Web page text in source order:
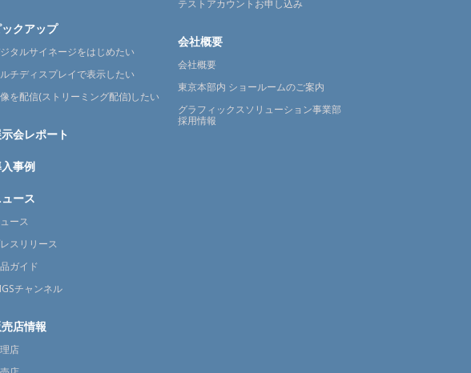
ックアップ
タルサイネージをはじめたい
チディスプレイで表示したい
を配信(ストリーミング配信)したい
会レポート
事例
ース
ース
スリリース
ガイド
チャンネル
店情報
店
テストアカウントお申し込み
会社概要
会社概要
東京本部内 ショールームのご案内
グラフィックスソリューション事業部
採用情報